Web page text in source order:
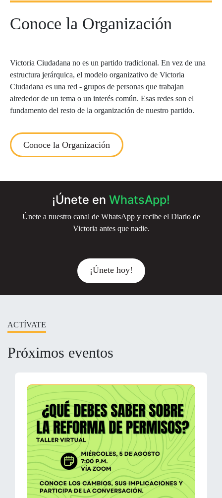
Conoce la Organización
Victoria Ciudadana no es un partido tradicional. En vez de una
estructura jerárquica, el modelo organizativo de Victoria
Ciudadana es una red - grupos de personas que trabajan
alrededor de un tema o un interés común. Esas redes son el
fundamento del resto de la organización de nuestro partido.
Conoce la Organización
¡Únete en WhatsApp!
Únete a nuestro canal de WhatsApp y recibe el Diario de
Victoria antes que nadie.
¡Únete hoy!
ACTÍVATE
Próximos eventos